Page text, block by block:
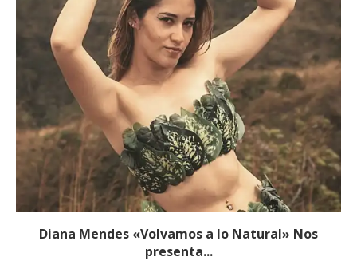
Diana Mendes «Volvamos a lo Natural» Nos
presenta...